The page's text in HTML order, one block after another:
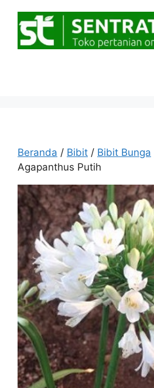
Beranda / Bibit / Bibit Bunga
Agapanthus Putih